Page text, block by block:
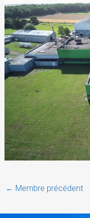
← Membre précédent